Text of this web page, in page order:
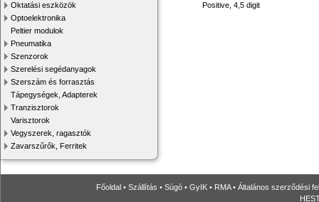
Oktatási eszközök
Optoelektronika
Peltier modulok
Pneumatika
Szenzorok
Szerelési segédanyagok
Szerszám és forrasztás
Tápegységek, Adapterek
Tranzisztorok
Varisztorok
Vegyszerek, ragasztók
Zavarszűrők, Ferritek
Positive, 4,5 digit
Főoldal • Szállítás • Súgó • GyIK • RMA• Általános szerződési